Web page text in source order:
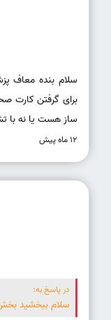
برای گرفتن کارت
ساز هست یا نه با
12 ماه پیش
در پاسخ به: